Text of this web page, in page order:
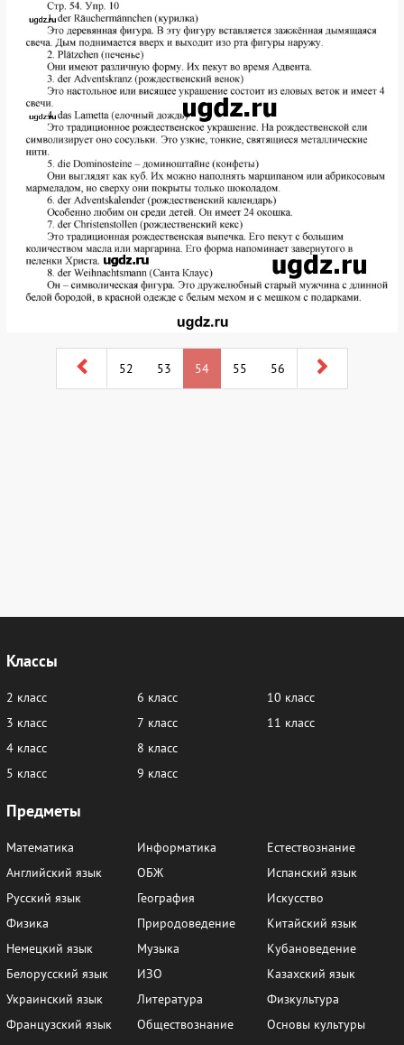
52 53 54 55 56
Классы
2 класс
3 класс
4 класс
5 класс
6 класс
7 класс
8 класс
9 класс
10 класс
11 класс
Предметы
Математика
Английский язык
Русский язык
Физика
Немецкий язык
Белорусский язык
Украинский язык
Французский язык
Информатика
ОБЖ
География
Природоведение
Музыка
ИЗО
Литература
Обществознание
Естествознание
Испанский язык
Искусство
Китайский язык
Кубановедение
Казахский язык
Физкультура
Основы культуры